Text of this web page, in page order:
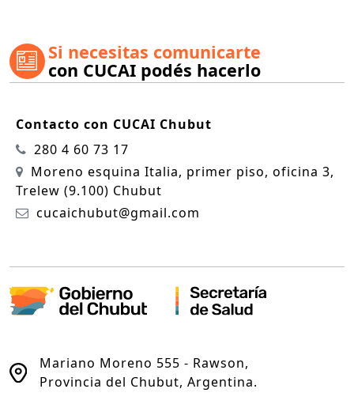
Si necesitas comunicarte
con CUCAI podés hacerlo
Contacto con CUCAI Chubut
280 4 60 73 17
Moreno esquina Italia, primer piso, oficina 3,
Trelew (9.100) Chubut
cucaichubut@gmail.com
Mariano Moreno 555 - Rawson,
Provincia del Chubut, Argentina.